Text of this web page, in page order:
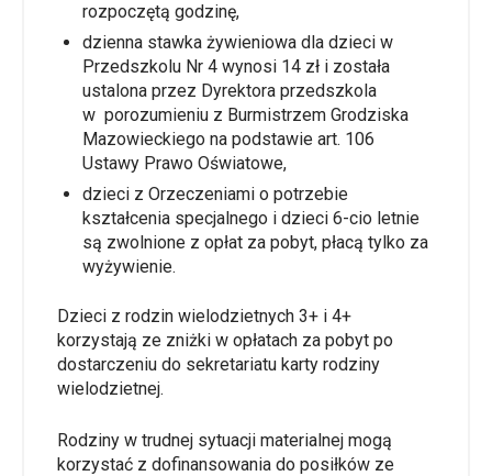
rozpoczętą godzinę,
dzienna stawka żywieniowa dla dzieci w
Przedszkolu Nr 4 wynosi 14 zł i została
ustalona przez Dyrektora przedszkola
w porozumieniu z Burmistrzem Grodziska
Mazowieckiego na podstawie art. 106
Ustawy Prawo Oświatowe,
dzieci z Orzeczeniami o potrzebie
kształcenia specjalnego i dzieci 6-cio letnie
są zwolnione z opłat za pobyt, płacą tylko za
wyżywienie.
Dzieci z rodzin wielodzietnych 3+ i 4+
korzystają ze zniżki w opłatach za pobyt po
dostarczeniu do sekretariatu karty rodziny
wielodzietnej.
Rodziny w trudnej sytuacji materialnej mogą
korzystać z dofinansowania do posiłków ze